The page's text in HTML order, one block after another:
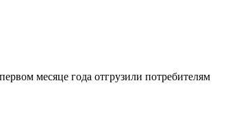
месяце года отгрузили потребителям